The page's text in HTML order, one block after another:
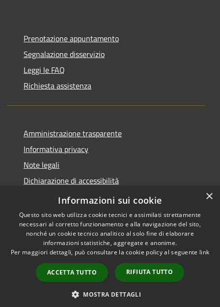
Prenotazione appuntamento
Segnalazione disservizio
Leggi le FAQ
Richiesta assistenza
Amministrazione trasparente
Informativa privacy
Note legali
Dichiarazione di accessibilità
Piano di miglioramento del sito
Accessibilità
Copyright © 2026 • Comune di
Dalmine • Powered by
Municipium•
Accesso
redazione
×
Informazioni sui cookie
Questo sito web utilizza cookie tecnici e assimilati strettamente
necessari al corretto funzionamento e alla navigazione del sito,
nonché un cookie tecnico analitico al solo fine di elaborare
informazioni statistiche, aggregate e anonime.
Per maggiori dettagli, può consultare la cookie policy al seguente link
ACCETTA TUTTO RIFIUTA TUTTO
MOSTRA DETTAGLI